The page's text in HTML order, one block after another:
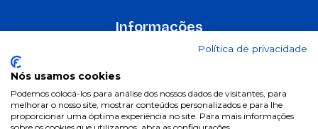
Informações
Termos & Condições
Política de privacidade
Política de cookies
Condições de campanhas
Política de privacidade
Nós usamos cookies
Podemos colocá-los para análise dos nossos dados de visitantes, para
melhorar o nosso site, mostrar conteúdos personalizados e para lhe
proporcionar uma óptima experiência no site. Para mais informações